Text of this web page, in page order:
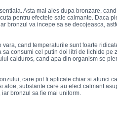
Asta mai ales dupa bronzare,
pentru efectele sale calmante. Daca
bronzul va incepe sa se decojeasca,
cand temperaturile sunt foarte
consumi cel putin doi litri de lichide pe
calduros, cand apa din organism se
care pot fi aplicate chiar si atunci
substante care au efect calmant
bronzul sa fie mai uniform.